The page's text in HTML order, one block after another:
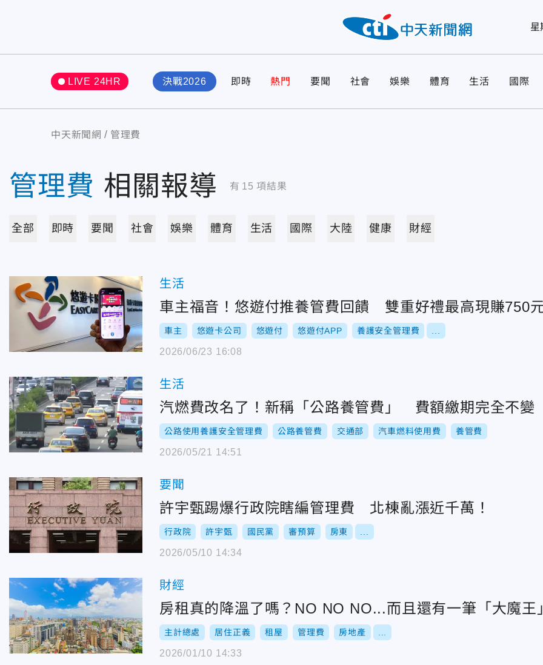
星
LIVE 24HR 決戰2026 即時 熱門 要聞 社會 娛樂 體育 生活 國際
中天新聞網 管理費
管理費 相關報導 有 15 項結果
全部 即時 要聞 社會 娛樂 體育 生活 國際 大陸 健康 財經
生活
車主福音！悠遊付推養管費回饋 雙重好禮最高現賺750
車主 悠遊卡公司 悠遊付 悠遊付APP 養護安全管理費
2026/06/23 16:08
生活
汽燃費改名了！新稱「公路養管費」 費額繳期完全不變
公路使用養護安全管理費 公路養管費 交通部 汽車燃料使用費 養管費
2026/05/21 14:51
要聞
許宇甄踢爆行政院瞎編管理費 北棟亂漲近千萬！
行政院 許宇甄 國民黨 審預算 房東
2026/05/10 14:34
財經
房租真的降溫了嗎？NO NO NO...而且還有一筆「大魔王
主計總處 居住正義 租屋 管理費 房地產
2026/01/10 14:33